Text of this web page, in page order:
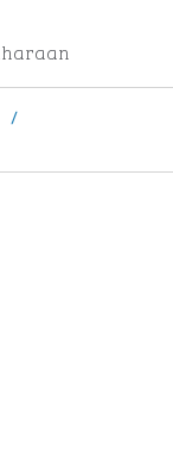
/